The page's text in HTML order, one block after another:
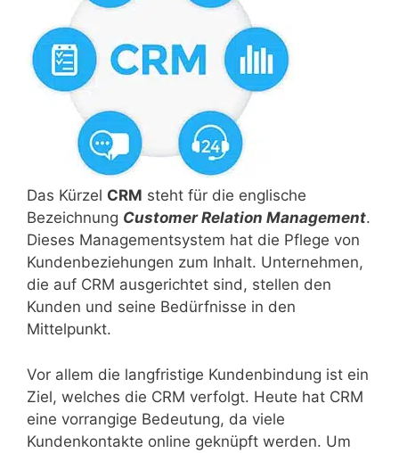
Das Kürzel CRM steht für die englische
Bezeichnung Customer Relation Management.
Dieses Managementsystem hat die Pflege von
Kundenbeziehungen zum Inhalt. Unternehmen,
die auf CRM ausgerichtet sind, stellen den
Kunden und seine Bedürfnisse in den
Mittelpunkt.
Vor allem die langfristige Kundenbindung ist ein
Ziel, welches die CRM verfolgt. Heute hat CRM
eine vorrangige Bedeutung, da viele
Kundenkontakte online geknüpft werden. Um